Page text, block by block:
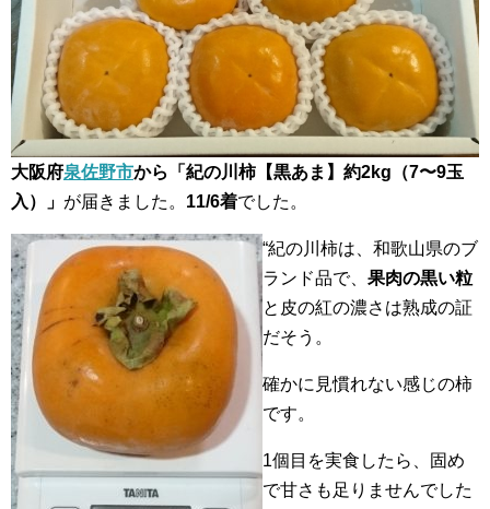
大阪府泉佐野市から「紀の川柿【黒あま】約2kg（7〜9玉
入）」 が届きました。 11/6着でした。
“紀の川柿は、和歌山県のブ
ランド品で、 果肉の黒い粒
と皮の紅の濃さは熟成の証
だそう。
確かに見慣れない感じの柿
です。
1個目を実食したら、固め
で甘さも足りませんでした